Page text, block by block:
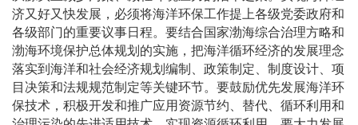
济又好又快发展，必须将海洋环保工作提上各级党委政府和
各级部门的重要议事日程。要结合国家渤海综合治理方略和
渤海环境保护总体规划的实施，把海洋循环经济的发展理念
落实到海洋和社会经济规划编制、政策制定、制度设计、项
目决策和法规规范制定等关键环节。要鼓励优先发展海洋环
保技术，积极开发和推广应用资源节约、替代、循环利用和